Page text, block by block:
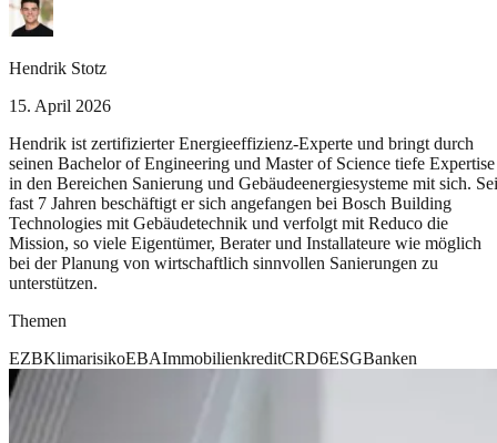
Hendrik Stotz
15. April 2026
Hendrik ist zertifizierter Energieeffizienz-Experte und bringt durch
seinen Bachelor of Engineering und Master of Science tiefe Expertise
in den Bereichen Sanierung und Gebäudeenergiesysteme mit sich.
fast 7 Jahren beschäftigt er sich angefangen bei Bosch Building
Technologies mit Gebäudetechnik und verfolgt mit Reduco die
Mission, so viele Eigentümer, Berater und Installateure wie möglich
bei der Planung von wirtschaftlich sinnvollen Sanierungen zu
unterstützen.
Themen
EZBKlimarisikoEBAImmobilienkreditCRD6ESGBanken